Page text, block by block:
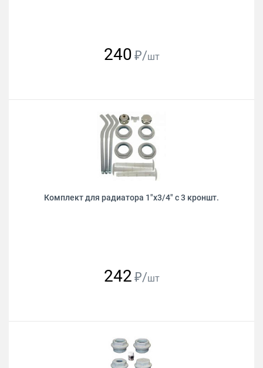
240 ₽/шт
Комплект для радиатора 1"х3/4" с 3 кроншт.
242 ₽/шт